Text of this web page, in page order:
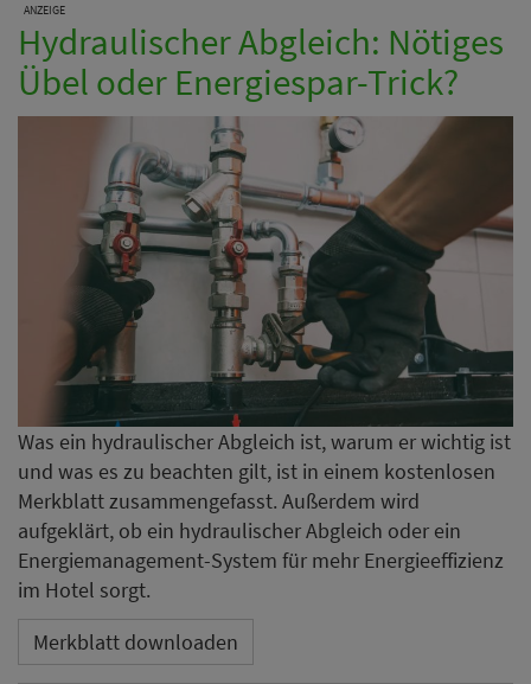
ANZEIGE
Hydraulischer Abgleich: Nötiges
Übel oder Energiespar-Trick?
Was ein hydraulischer Abgleich ist, warum er wichtig ist
und was es zu beachten gilt, ist in einem kostenlosen
Merkblatt zusammengefasst. Außerdem wird
aufgeklärt, ob ein hydraulischer Abgleich oder ein
Energiemanagement-System für mehr Energieeffizienz
im Hotel sorgt.
Merkblatt downloaden